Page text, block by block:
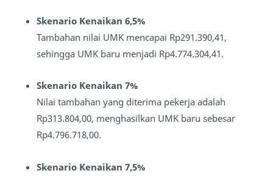
Skenario Kenaikan 6,5%
Tambahan nilai UMK mencapai Rp291.390,41,
sehingga UMK baru menjadi Rp4.774.304,41.
Skenario Kenaikan 7%
Nilai tambahan yang diterima pekerja adalah
Rp313.804,00, menghasilkan UMK baru sebesar
Rp4.796.718,00.
Skenario Kenaikan 7,5%